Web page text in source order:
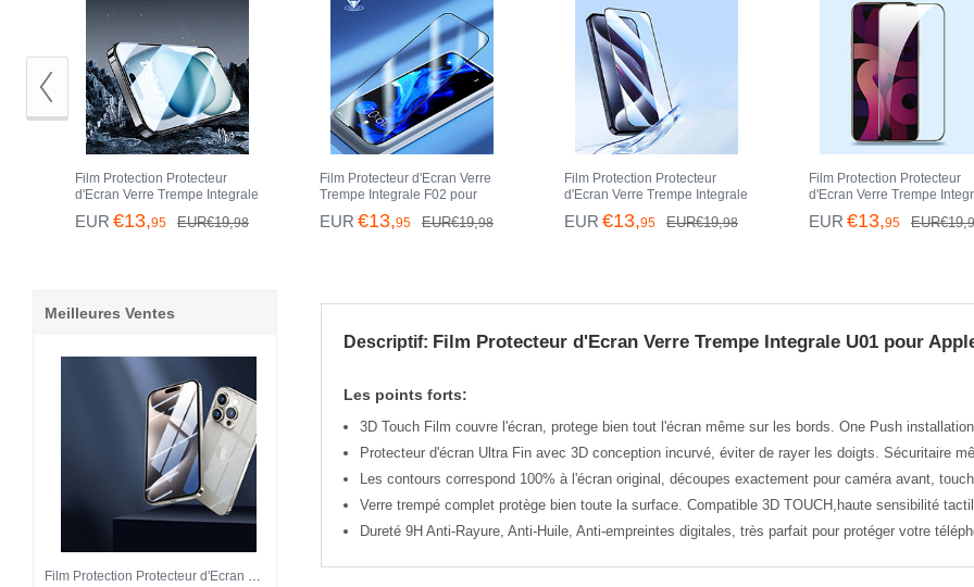
Film Protection Protecteur
d'Ecran Verre Trempe Integrale
U07 pour Apple iPhone 14 Pro
Max Noir
EUR €13,95 EUR€19,98
Film Protecteur d'Ecran Verre
Trempe Integrale F02 pour
Apple iPhone 14 Pro Max Noir
EUR €13,95 EUR€19,98
Film Protection Protecteur
d'Ecran Verre Trempe Integrale
U03 pour Apple iPhone 14 Pro
Max Noir
EUR €13,95 EUR€19,98
Film Protection Protecteur
d'Ecran Verre Trempe
F09 pour Apple iPhone 14
Max Noir
EUR €13,95 EUR€19,
Descriptif: Film Protecteur d'Ecran Verre Trempe Integrale U01 pour
Les points forts:
3D Touch Film couvre l'écran, protege bien tout l'écran même sur les bords. One Push
Protecteur d'écran Ultra Fin avec 3D conception incurvé, éviter de rayer les doigts. Sécuritaire
Les contours correspond 100% à l'écran original, découpes exactement pour caméra avant,
Verre trempé complet protège bien toute la surface. Compatible 3D TOUCH,haute sensibilité
Dureté 9H Anti-Rayure, Anti-Huile, Anti-empreintes digitales, très parfait pour protéger votre
Meilleures Ventes
Film Protection Protecteur d'Ecran Verre Trempe Integrale U08 pour Apple iPhone 14 Pro Max Noir